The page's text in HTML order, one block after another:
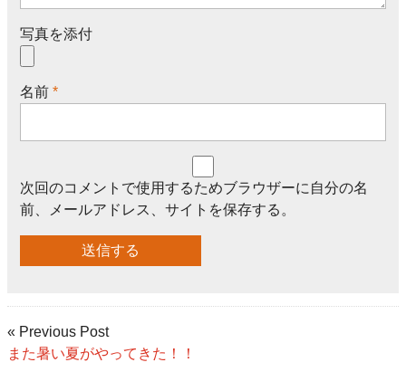
写真を添付
名前 *
次回のコメントで使用するためブラウザーに自分の名
前、メールアドレス、サイトを保存する。
« Previous Post
また暑い夏がやってきた！！